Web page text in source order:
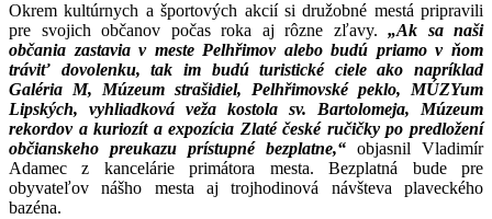
Okrem kultúrnych a športových akcií si družobné mestá pripravili
pre svojich občanov počas roka aj rôzne zľavy. „Ak sa naši
občania zastavia v meste Pelhřimov alebo budú priamo v ňom
tráviť dovolenku, tak im budú turistické ciele ako napríklad
Galéria M, Múzeum strašidiel, Pelhřimovské peklo, MÚZYum
Lipských, vyhliadková veža kostola sv. Bartolomeja, Múzeum
rekordov a kuriozít a expozícia Zlaté české ručičky po predložení
občianskeho preukazu prístupné bezplatne,“ objasnil Vladimír
Adamec z kancelárie primátora mesta. Bezplatná bude pre
obyvateľov nášho mesta aj trojhodinová návšteva plaveckého
bazéna.